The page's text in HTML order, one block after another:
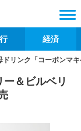
経済
ドリンク「コーボンマ
＆ビルベリ